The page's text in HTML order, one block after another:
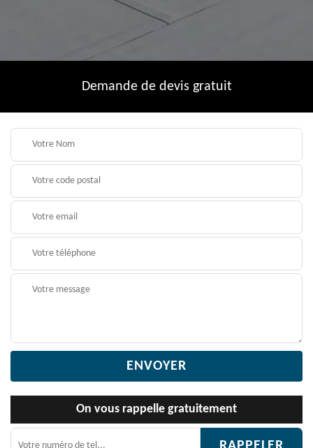
Demande de devis gratuit
On vous rappelle gratuitement